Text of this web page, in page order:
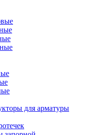
для арматуры